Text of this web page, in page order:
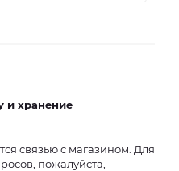
и хранение
связью с магазином. Для
пожалуйста,